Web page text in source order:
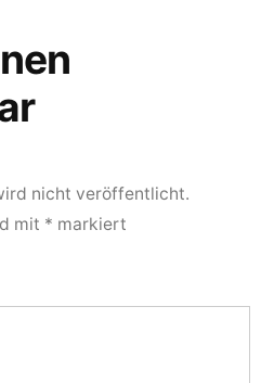
nicht veröffentlicht.
mit * markiert